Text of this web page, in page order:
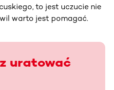
to jest uczucie nie
warto jest pomagać.
uratować